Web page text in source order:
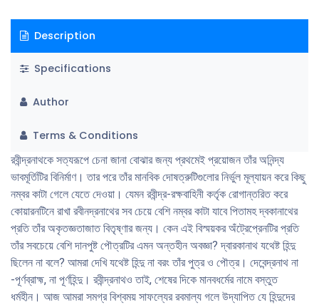
Description
Specifications
Author
Terms & Conditions
রবীন্দ্রনাথকে সত্যরূপে চেনা জানা বোঝার জন্য প্রথমেই প্রয়োজন তাঁর অনিন্দ্য
ভাবমূর্তিটির বিনির্মাণ। তার পরে তাঁর মানবিক দোষত্রুটিগুলোর নির্ভুল মূল্যায়ন করে কিছু
নম্বর কাটা গেলে যেতে দেওয়া। যেমন রবীন্দ্র-রক্ষবাহিনী কর্তৃক রোগান্তরিত করে
কোয়ারনটিনে রাখা রবীনদ্রনাথের সব চেয়ে বেশি নম্বর কাটা যাবে পিতামহ দ্বকানাথের
প্রতি তাঁর অকৃতজ্ঞতাজাত বিতৃষ্ণার জন্য। কেন এই বিস্ময়কর অঁট্রেপ্রেনটির প্রতি
তাঁর সবচেয়ে বেশি দানপুষ্ট পৌত্রটির এমন অন্তহীন অবজ্ঞা? দ্বারকানাথ যথেষ্ট হিন্দু
ছিলেন না বলে? আমরা দেখি যথেষ্ট হিন্দু না বরং তাঁর পুত্র ও পৌত্র। দেবেন্দ্রনাথ না
-পূর্ণব্রাহ্ম, না পূর্ণহিন্দু। রবীন্দ্রনাথও তাই, শেষের দিকে মানবধর্মের নামে বস্তুত
ধর্মহীন। আজ আমরা সমগ্র বিশ্বময় সাফল্যের রবমাল্য গলে উদ্‌যাপিত যে হিন্দুদের